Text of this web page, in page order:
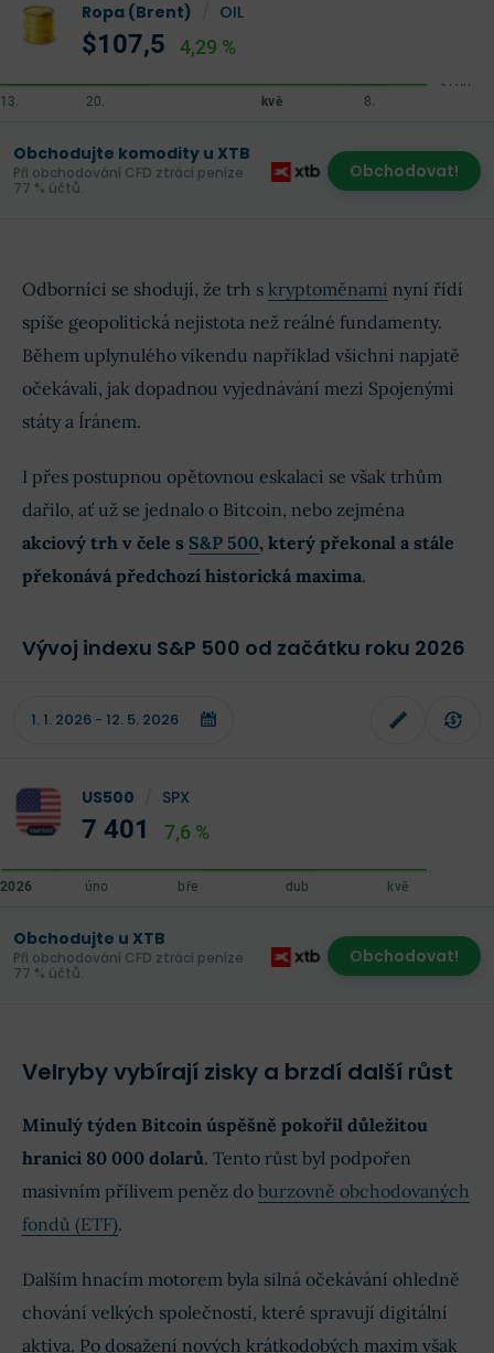
Ropa (Brent) OIL
$107,5 4,29 %
Obchodujte komodity u XTB
Při obchodování CFD ztrácí peníze
77 % účtů.
Obchodovat!
Odborníci se shodují, že trh s kryptoměnami nyní řídí
spíše geopolitická nejistota než reálné fundamenty.
Během uplynulého víkendu například všichni napjatě
očekávali, jak dopadnou vyjednávání mezi Spojenými
státy a Íránem.
I přes postupnou opětovnou eskalaci se však trhům
dařilo, ať už se jednalo o Bitcoin, nebo zejména
akciový trh v čele s S&P 500, který překonal a stále
překonává předchozí historická maxima.
Vývoj indexu S&P 500 od začátku roku 2026
US500 SPX
7 401 7,6 %
Obchodujte u XTB
Při obchodování CFD ztrácí peníze
77 % účtů.
Obchodovat!
Velryby vybírají zisky a brzdí další růst
Minulý týden Bitcoin úspěšně pokořil důležitou
hranici 80 000 dolarů. Tento růst byl podpořen
masivním přílivem peněz do burzovně obchodovaných
fondů (ETF).
Dalším hnacím motorem byla silná očekávání ohledně
chování velkých společností, které spravují digitální
aktiva. Po dosažení nových krátkodobých maxim však